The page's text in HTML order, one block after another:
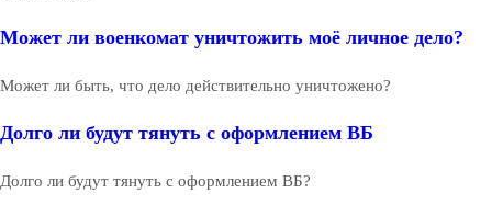
Может ли военкомат уничтожить моё личное дело?
Может ли быть, что дело действительно уничтожено?
Долго ли будут тянуть с оформлением ВБ
Долго ли будут тянуть с оформлением ВБ?